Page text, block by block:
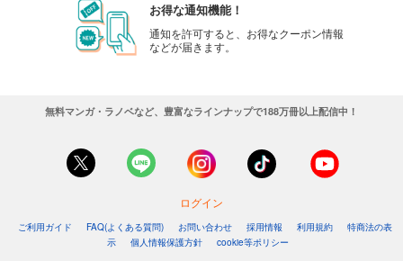
お得な通知機能！
通知を許可すると、お得なクーポン情報
などが届きます。
無料マンガ・ラノベなど、豊富なラインナップで188万冊以上配信中！
ログイン
ご利用ガイド FAQ(よくある質問) お問い合わせ 採用情報 利用規約
特商法の表
示
個人情報保護方針
cookie等ポリシー